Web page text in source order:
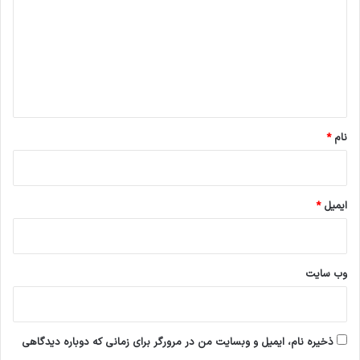
نام*
ایمیل*
وب‌ سایت
ذخیره نام، ایمیل و وبسایت من در مرورگر برای زمانی که دوباره دیدگاهی